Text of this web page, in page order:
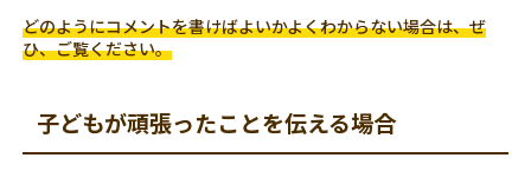
どのようにコメントを書けばよいかよくわからない場合は、ぜ
ひ、ご覧ください。
子どもが頑張ったことを伝える場合